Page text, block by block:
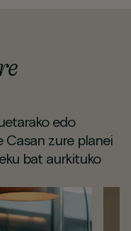
edo
Casan zure planei
bat aurkituko